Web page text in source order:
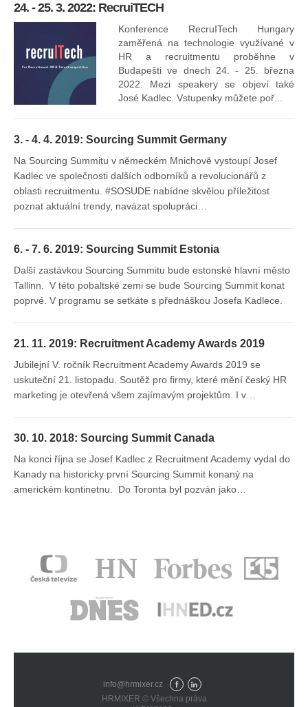
24. - 25. 3. 2022: RecruiTECH
Konference RecruITech Hungary
zaměřená na technologie využívané v
HR a recruitmentu proběhne v
Budapešti ve dnech 24. - 25. března
2022. Mezi speakery se objeví také
José Kadlec. Vstupenky můžete poř...
3. - 4. 4. 2019: Sourcing Summit Germany
Na Sourcing Summitu v německém Mnichově vystoupí Josef
Kadlec ve společnosti dalších odborníků a revolucionářů z
oblasti recruitmentu. #SOSUDE nabídne skvělou příležitost
poznat aktuální trendy, navázat spolupráci…
6. - 7. 6. 2019: Sourcing Summit Estonia
Další zastávkou Sourcing Summitu bude estonské hlavní město
Tallinn. V této pobaltské zemi se bude Sourcing Summit konat
poprvé. V programu se setkáte s přednáškou Josefa Kadlece.
21. 11. 2019: Recruitment Academy Awards 2019
Jubilejní V. ročník Recruitment Academy Awards 2019 se
uskuteční 21. listopadu. Soutěž pro firmy, které mění český HR
marketing je otevřená všem zajímavým projektům. I v…
30. 10. 2018: Sourcing Summit Canada
Na konci října se Josef Kadlec z Recruitment Academy vydal do
Kanady na historicky první Sourcing Summit konaný na
americkém kontinetnu. Do Toronta byl pozván jako…
info@hrmixer.cz
Fac Lin
HRMIXER © Všechna práva